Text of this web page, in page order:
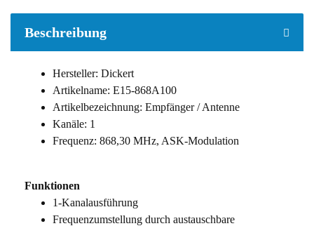
Beschreibung
Hersteller: Dickert
Artikelname: E15-868A100
Artikelbezeichnung: Empfänger / Antenne
Kanäle: 1
Frequenz: 868,30 MHz, ASK-Modulation
Funktionen
1-Kanalausführung
Frequenzumstellung durch austauschbare